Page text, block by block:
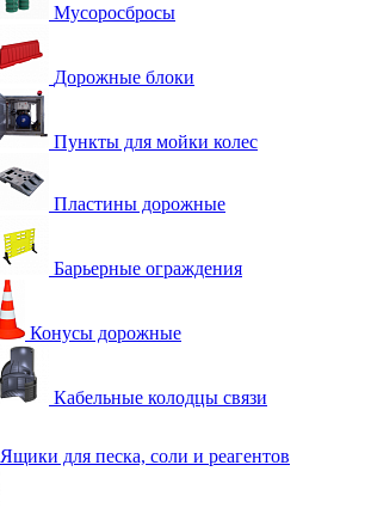
Мусоросбросы
Дорожные блоки
Пункты для мойки колес
Пластины дорожные
Барьерные ограждения
Конусы дорожные
Кабельные колодцы связи
Ящики для песка, соли и реагентов